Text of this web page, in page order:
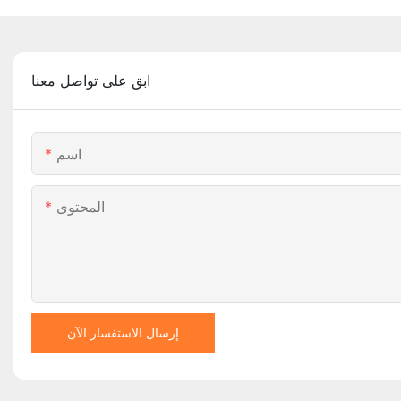
ابق على تواصل معنا
اسم
المحتوى
إرسال الاستفسار الآن